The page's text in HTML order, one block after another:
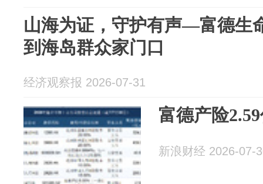
山海为证，守护有声—富德生
到海岛群众家门口
经济观察报 2026-07-31
富德产险
新浪财经 2026-07-